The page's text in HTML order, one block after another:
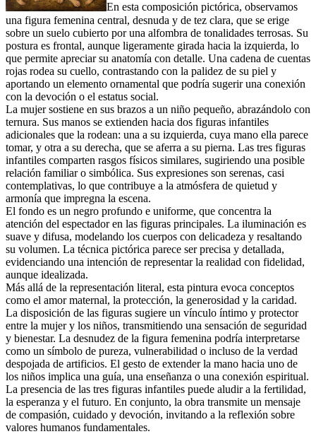
En esta composición pictórica, observamos
una figura femenina central, desnuda y de tez clara, que se erige
sobre un suelo cubierto por una alfombra de tonalidades terrosas. Su
postura es frontal, aunque ligeramente girada hacia la izquierda, lo
que permite apreciar su anatomía con detalle. Una cadena de cuentas
rojas rodea su cuello, contrastando con la palidez de su piel y
aportando un elemento ornamental que podría sugerir una conexión
con la devoción o el estatus social.
La mujer sostiene en sus brazos a un niño pequeño, abrazándolo con
ternura. Sus manos se extienden hacia dos figuras infantiles
adicionales que la rodean: una a su izquierda, cuya mano ella parece
tomar, y otra a su derecha, que se aferra a su pierna. Las tres figuras
infantiles comparten rasgos físicos similares, sugiriendo una posible
relación familiar o simbólica. Sus expresiones son serenas, casi
contemplativas, lo que contribuye a la atmósfera de quietud y
armonía que impregna la escena.
El fondo es un negro profundo e uniforme, que concentra la
atención del espectador en las figuras principales. La iluminación es
suave y difusa, modelando los cuerpos con delicadeza y resaltando
su volumen. La técnica pictórica parece ser precisa y detallada,
evidenciando una intención de representar la realidad con fidelidad,
aunque idealizada.
Más allá de la representación literal, esta pintura evoca conceptos
como el amor maternal, la protección, la generosidad y la caridad.
La disposición de las figuras sugiere un vínculo íntimo y protector
entre la mujer y los niños, transmitiendo una sensación de seguridad
y bienestar. La desnudez de la figura femenina podría interpretarse
como un símbolo de pureza, vulnerabilidad o incluso de la verdad
despojada de artificios. El gesto de extender la mano hacia uno de
los niños implica una guía, una enseñanza o una conexión espiritual.
La presencia de las tres figuras infantiles puede aludir a la fertilidad,
la esperanza y el futuro. En conjunto, la obra transmite un mensaje
de compasión, cuidado y devoción, invitando a la reflexión sobre
valores humanos fundamentales.